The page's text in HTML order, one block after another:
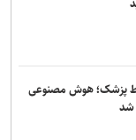
پزشک؛ هوش مصنوعی
شد